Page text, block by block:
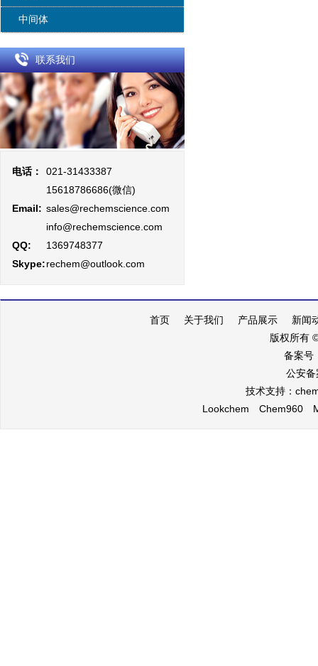
中间体
联系我们
电话：
021-31433387
15618786686(微信)
Email: sales@rechemscience.com
info@rechemscience.com
QQ:
1369748377
Skype:rechem@outlook.com
首页 关于我们 产品展示
新闻
版权所有
备案号
公安
技术支持：
Lookchem
Chem960